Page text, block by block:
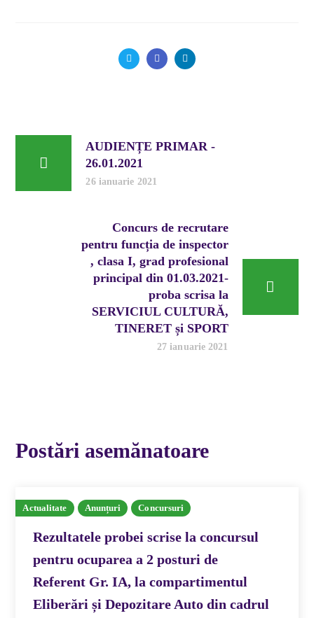
AUDIENȚE PRIMAR -
26.01.2021
26 ianuarie 2021
Concurs de recrutare
pentru funcția de inspector
, clasa I, grad profesional
principal din 01.03.2021-
proba scrisa la
SERVICIUL CULTURĂ,
TINERET și SPORT
27 ianuarie 2021
Postări asemănatoare
Actualitate Anunțuri Concursuri
Rezultatele probei scrise la concursul
pentru ocuparea a 2 posturi de
Referent Gr. IA, la compartimentul
Eliberări și Depozitare Auto din cadrul